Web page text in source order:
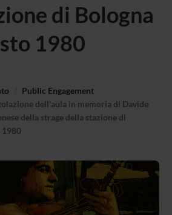
di Bologna
1980
Public Engagement
dell'aula in memoria di Davide
della strage della stazione di
1980